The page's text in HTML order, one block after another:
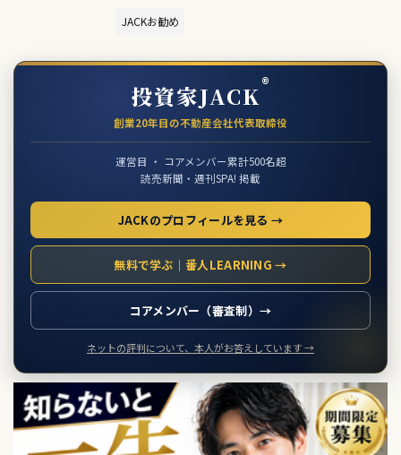
JACKお勧め
投資家JACK®
創業20年目の不動産会社代表取締役
運営目 ・ コアメンバー累計500名超
読売新聞・週刊SPA! 掲載
JACKのプロフィールを見る →
無料で学ぶ｜番人LEARNING →
コアメンバー（審査制）→
ネットの評判について、本人がお答えしています →